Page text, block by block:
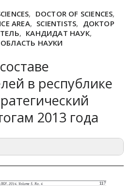
, DOCTOR OF SCIENCES,
AREA, SCIENTISTS, ДОКТОР
, КАНДИДАТ НАУК,
ОБЛАСТЬ НАУКИ
в республике
2013 года